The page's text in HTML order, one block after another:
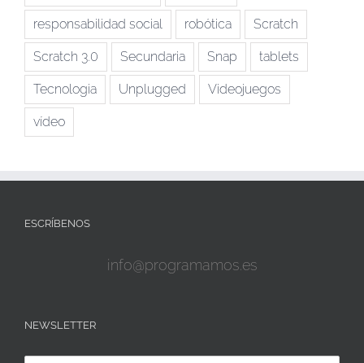
responsabilidad social robótica Scratch
Scratch 3.0 Secundaria Snap tablets
Tecnologia Unplugged Videojuegos
vídeo
ESCRÍBENOS
info@programamos.es
NEWSLETTER